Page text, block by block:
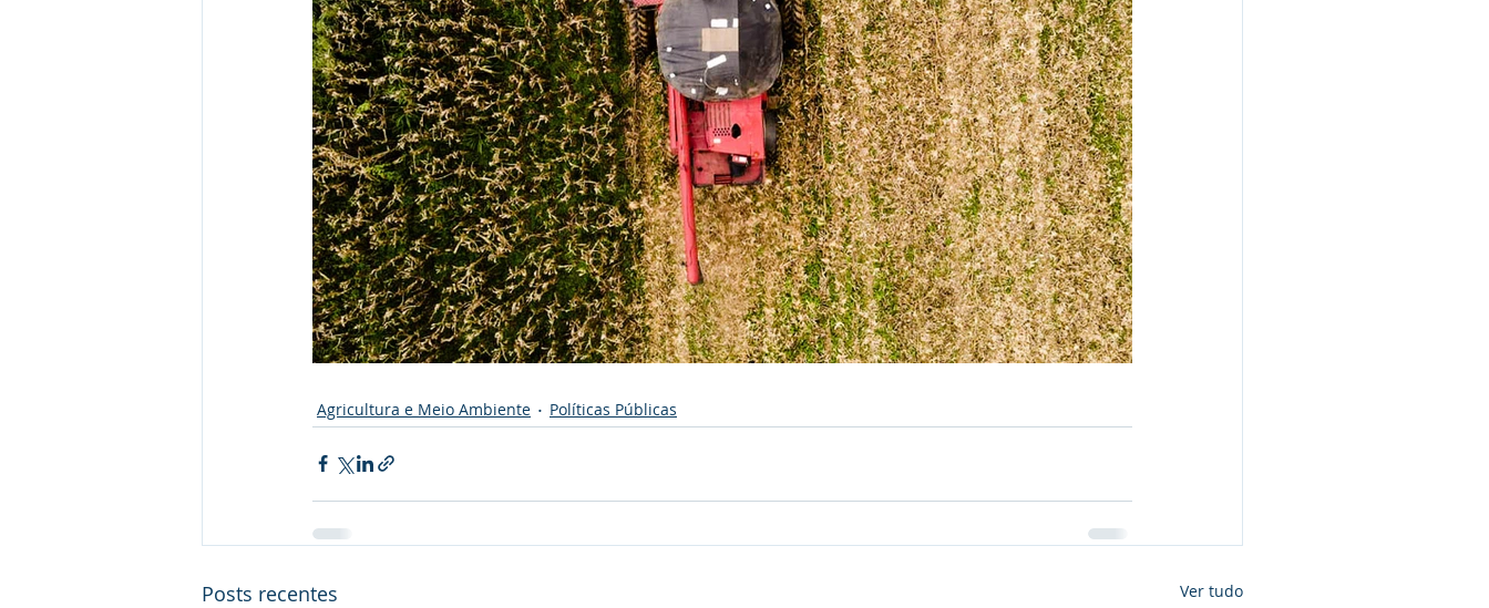
Agricultura e Meio Ambiente Políticas Públicas
Posts recentes Ver tudo